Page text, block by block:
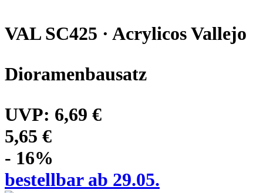
VAL SC425 · Acrylicos Vallejo
Dioramenbausatz
UVP: 6,69 €
5,65 €
- 16%
bestellbar ab 29.05.